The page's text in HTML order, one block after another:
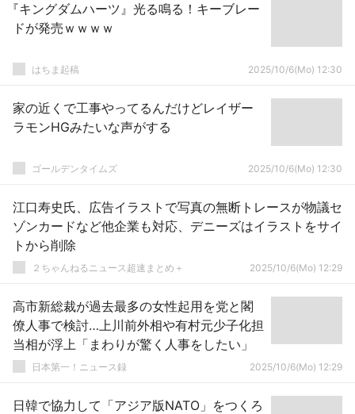
『キングダムハーツ』光る鳴る！キーブレー
ドが発売ｗｗｗｗ
はちま起稿 2025/10/6(Mo) 12:30
家の近くで工事やってるんだけどレイザー
ラモンHGみたいな声がする
ゴールデンタイムズ 2025/10/6(Mo) 12:30
江口寿史氏、広告イラストで写真の無断トレースが物議セ
ゾンカードなど他企業も対応、デニーズはイラストをサイ
トから削除
２ちゃんねるニュース超速まとめ＋ 2025/10/6(Mo) 12:29
高市新総裁が過去最多の女性起用を党と閣
僚人事で検討…上川前外相や有村元少子化担
当相が浮上「まわりが驚く人事をしたい」
日本第一！ニュース録 2025/10/6(Mo) 12:29
日韓で協力して「アジア版NATO」をつくろ